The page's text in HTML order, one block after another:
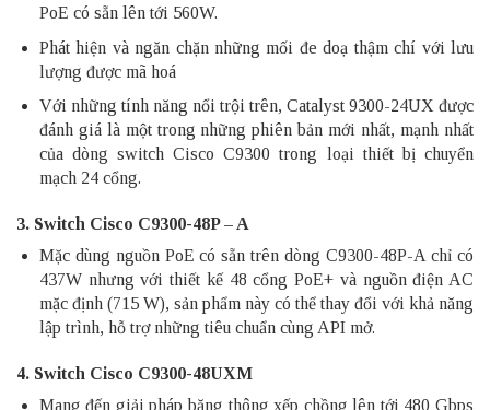
PoE có sẵn lên tới 560W.
Phát hiện và ngăn chặn những mối đe doạ thậm chí với lưu
lượng được mã hoá
Với những tính năng nổi trội trên, Catalyst 9300-24UX được
đánh giá là một trong những phiên bản mới nhất, mạnh nhất
của dòng switch Cisco C9300 trong loại thiết bị chuyển
mạch 24 cổng.
3. Switch Cisco C9300-48P – A
Mặc dùng nguồn PoE có sẵn trên dòng C9300-48P-A chỉ có
437W nhưng với thiết kế 48 cổng PoE+ và nguồn điện AC
mặc định (715 W), sản phẩm này có thể thay đổi với khả năng
lập trình, hỗ trợ những tiêu chuẩn cùng API mở.
4. Switch Cisco C9300-48UXM
Mang đến giải pháp băng thông xếp chồng lên tới 480 Gbps